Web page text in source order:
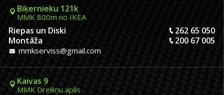
Biķernieku 121k
MMK 800m no IKEA
Riepas un Diski
262 65 050
Montāža
200 67 005
mmkserviss@gmail.com
Kaivas 9
MMK Dreiliņu aplis